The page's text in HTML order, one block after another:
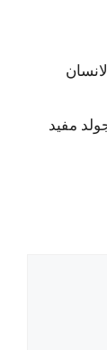
مفيد